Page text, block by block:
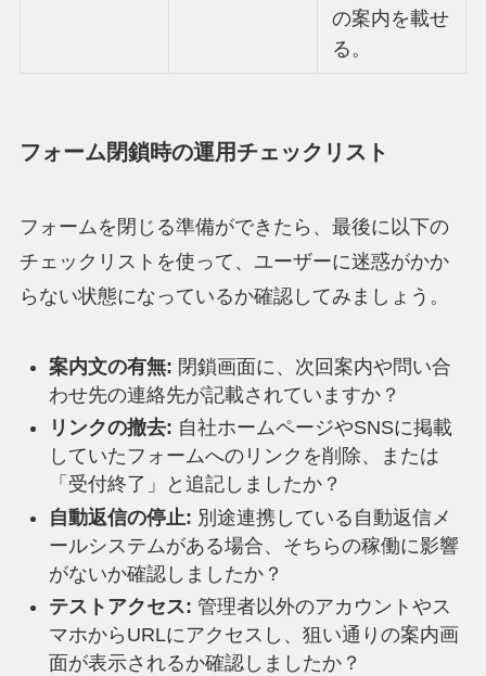
の案内を載せ
る。
フォーム閉鎖時の運用チェックリスト
フォームを閉じる準備ができたら、最後に以下の
チェックリストを使って、ユーザーに迷惑がかか
らない状態になっているか確認してみましょう。
案内文の有無: 閉鎖画面に、次回案内や問い合
わせ先の連絡先が記載されていますか？
リンクの撤去: 自社ホームページやSNSに掲載
していたフォームへのリンクを削除、または
「受付終了」と追記しましたか？
自動返信の停止: 別途連携している自動返信メ
ールシステムがある場合、そちらの稼働に影響
がないか確認しましたか？
テストアクセス: 管理者以外のアカウントやス
マホからURLにアクセスし、狙い通りの案内画
面が表示されるか確認しましたか？